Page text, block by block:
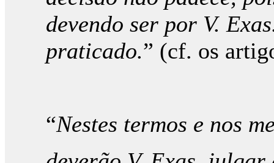
devendo ser por V.
praticado.” (cf. os
“Nestes termos e nos